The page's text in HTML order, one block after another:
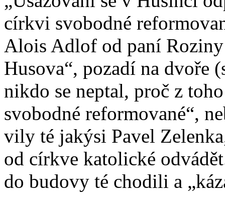
církvi svobodné
Alois Adlof od paní
Husova“, pozadí na dvoře
nikdo se neptal, proč z
svobodné reformované“,
vily té jakýsi Pavel
od církve katolické
do budovy té chodili a